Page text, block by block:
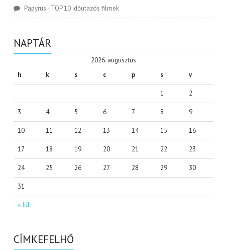
Papyrus - TOP 10 időutazós filmek
NAPTÁR
2026. augusztus
h
k s c p s v
« Júl
1 2
3 4 5 6 7 8 9
10 11 12 13 14 15 16
17 18 19 20 21 22 23
24 25 26 27 28 29 30
31
CÍMKEFELHŐ